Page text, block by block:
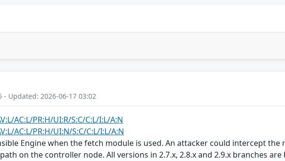
- Updated: 2026-06-17 03:02
AC:L/PR:H/UI:R/S:C/C:L/I:L/A:N
AC:L/PR:H/UI:N/S:C/C:L/I:L/A:N
Engine when the fetch module is used. An attacker could intercept the
on the controller node. All versions in 2.7.x, 2.8.x and 2.9.x branches